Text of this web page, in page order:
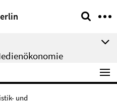
und